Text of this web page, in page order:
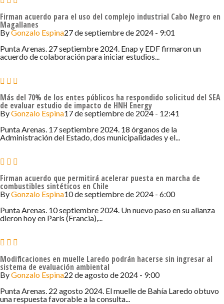
Firman acuerdo para el uso del complejo industrial Cabo Negro en
Magallanes
ByGonzalo Espina27 de septiembre de 2024 - 9:01
Punta Arenas. 27 septiembre 2024. Enap y EDF firmaron un
acuerdo de colaboración para iniciar estudios...
Más del 70% de los entes públicos ha respondido solicitud del SEA
de evaluar estudio de impacto de HNH Energy
ByGonzalo Espina17 de septiembre de 2024 - 12:41
Punta Arenas. 17 septiembre 2024. 18 órganos de la
Administración del Estado, dos municipalidades y el...
Firman acuerdo que permitirá acelerar puesta en marcha de
combustibles sintéticos en Chile
ByGonzalo Espina10 de septiembre de 2024 - 6:00
Punta Arenas. 10 septiembre 2024. Un nuevo paso en su alianza
dieron hoy en París (Francia),...
Modificaciones en muelle Laredo podrán hacerse sin ingresar al
sistema de evaluación ambiental
ByGonzalo Espina22 de agosto de 2024 - 9:00
Punta Arenas. 22 agosto 2024. El muelle de Bahía Laredo obtuvo
una respuesta favorable a la consulta...